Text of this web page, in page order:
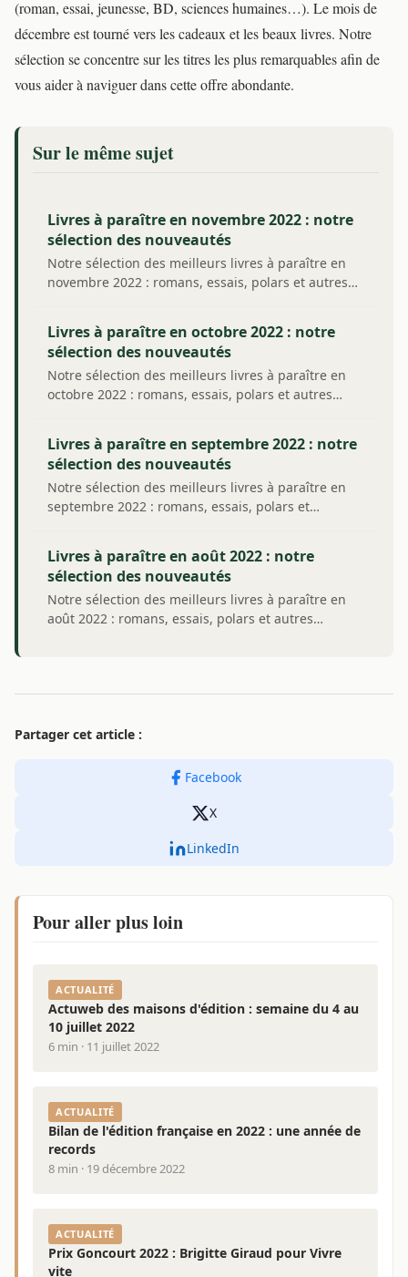
(roman, essai, jeunesse, BD, sciences humaines…). Le mois de
décembre est tourné vers les cadeaux et les beaux livres. Notre
sélection se concentre sur les titres les plus remarquables afin de
vous aider à naviguer dans cette offre abondante.
Sur le même sujet
Livres à paraître en novembre 2022 : notre
sélection des nouveautés
Notre sélection des meilleurs livres à paraître en
novembre 2022 : romans, essais, polars et autres…
Livres à paraître en octobre 2022 : notre
sélection des nouveautés
Notre sélection des meilleurs livres à paraître en
octobre 2022 : romans, essais, polars et autres…
Livres à paraître en septembre 2022 : notre
sélection des nouveautés
Notre sélection des meilleurs livres à paraître en
septembre 2022 : romans, essais, polars et…
Livres à paraître en août 2022 : notre
sélection des nouveautés
Notre sélection des meilleurs livres à paraître en
août 2022 : romans, essais, polars et autres…
Partager cet article :
Facebook
X
LinkedIn
Pour aller plus loin
ACTUALITÉ
Actuweb des maisons d'édition : semaine du 4 au
10 juillet 2022
6 min · 11 juillet 2022
ACTUALITÉ
Bilan de l'édition française en 2022 : une année de
records
8 min · 19 décembre 2022
ACTUALITÉ
Prix Goncourt 2022 : Brigitte Giraud pour Vivre
vite